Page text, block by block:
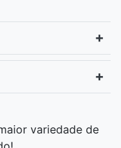
variedade de